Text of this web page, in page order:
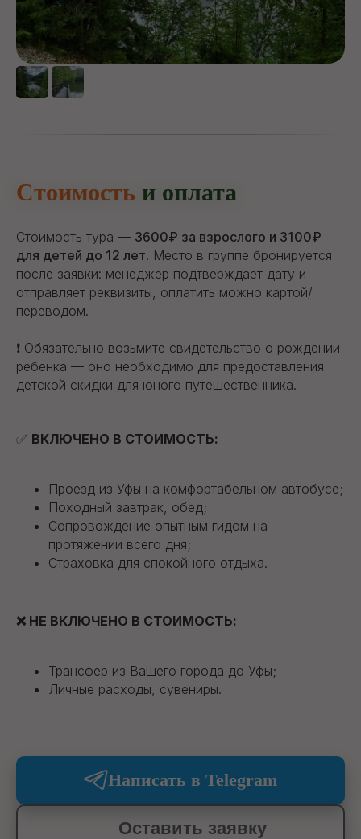
Стоимость и оплата
Стоимость тура — 3600₽ за взрослого и 3100₽
для детей до 12 лет. Место в группе бронируется
после заявки: менеджер подтверждает дату и
отправляет реквизиты, оплатить можно картой/
переводом.
❗ Обязательно возьмите свидетельство о рождении
ребёнка — оно необходимо для предоставления
детской скидки для юного путешественника.
✅ ВКЛЮЧЕНО В СТОИМОСТЬ:
Проезд из Уфы на комфортабельном автобусе;
Походный завтрак, обед;
Сопровождение опытным гидом на
протяжении всего дня;
Страховка для спокойного отдыха.
❌ НЕ ВКЛЮЧЕНО В СТОИМОСТЬ:
Трансфер из Вашего города до Уфы;
Личные расходы, сувениры.
Написать в Telegram
Оставить заявку